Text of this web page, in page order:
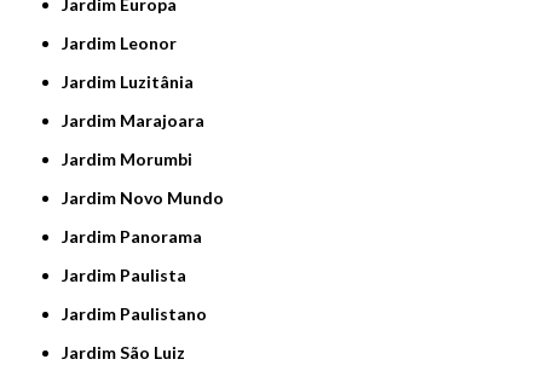
Jardim Leonor
Jardim Luzitânia
Jardim Marajoara
Jardim Morumbi
Jardim Novo Mundo
Jardim Panorama
Jardim Paulista
Jardim Paulistano
Jardim São Luiz